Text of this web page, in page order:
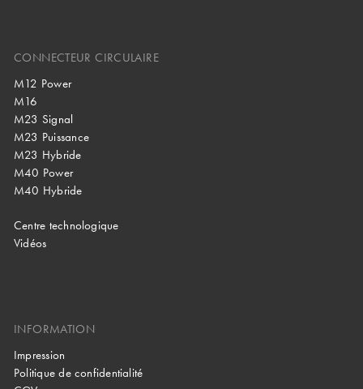
CONNECTEUR CIRCULAIRE
M12 Power
M16
M23 Signal
M23 Puissance
M23 Hybride
M40 Power
M40 Hybride
Centre technologique
Vidéos
INFORMATION
Impression
Politique de confidentialité